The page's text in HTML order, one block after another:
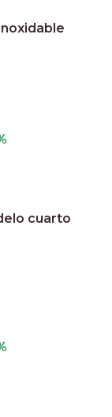
cuarto